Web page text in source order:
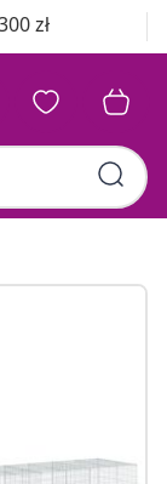
Darmowa dostawa od 300 zł